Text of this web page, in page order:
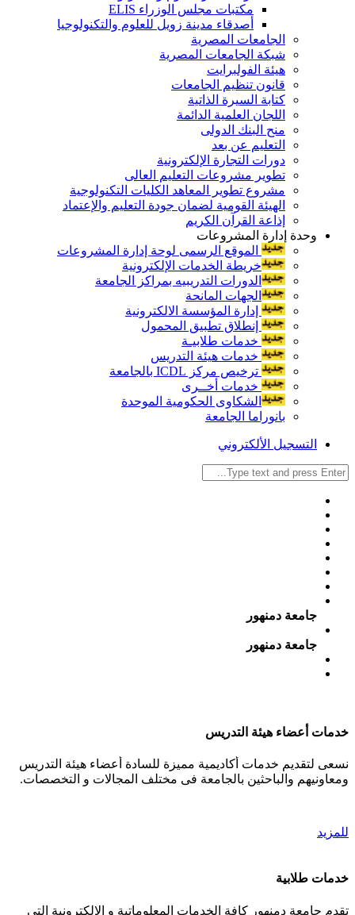
مكتبات مجلس الوزراء ELIS
أصدقاء مدينة زويل للعلوم والتكنولوجيا
الجامعات المصرية
شبكة الجامعات المصرية
هيئة الفولبرايت
قانون تنظيم الجامعات
كتابة السيرة الذاتية
اللجان العلمية الدائمة
منح البنك الدولى
التعليم عن بعد
دورات التجارة الإلكترونية
تطوير مشروعات التعليم العالى
مشروع تطوير المعاهد الكليات التكنولوجية
الهيئة القومية لضمان جودة التعليم والإعتماد
إذاعة القرآن الكريم
وحدة إدارة المشروعات
الموقع الرسمى لوحة إدارة المشروعات
خريطة الخدمات الإلكترونية
الدورات التدريبيه بمراكز الجامعة
الجهات المانحة
إدارة المؤسسة الالكترونية
إنطلاق تطبيق المحمول
خدمات طلابيـة
خدمات هيئة التدريس
ترخيص مركز ICDL بالجامعة
خدمات أخــرى
الشكاوى الحكومية الموحدة
بانوراما الجامعة
التسجيل الألكتروني
جامعة دمنهور
جامعة دمنهور
خدمات أعضاء هيئة التدريس
نسعى لتقديم خدمات أكاديمية مميزة للسادة أعضاء هيئة التدريس
ومعاونيهم والباحثين بالجامعة فى مختلف المجالات و التخصصات.
للمزيد
خدمات طلابية
تقدم جامعة دمنهور كافة الخدمات المعلوماتية و الإلكترونية التى